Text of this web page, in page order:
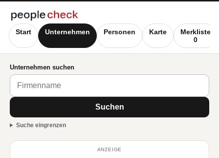
Start Unternehmen Personen Karte
Merkliste
0
Unternehmen suchen
Suchen
Suche eingrenzen
ANZEIGE